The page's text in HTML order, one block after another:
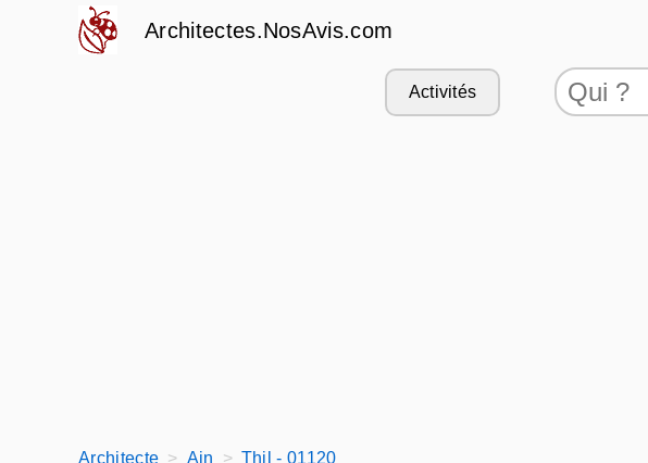
Architectes.NosAvis.com
Activités
Architecte Ain Thil - 01120